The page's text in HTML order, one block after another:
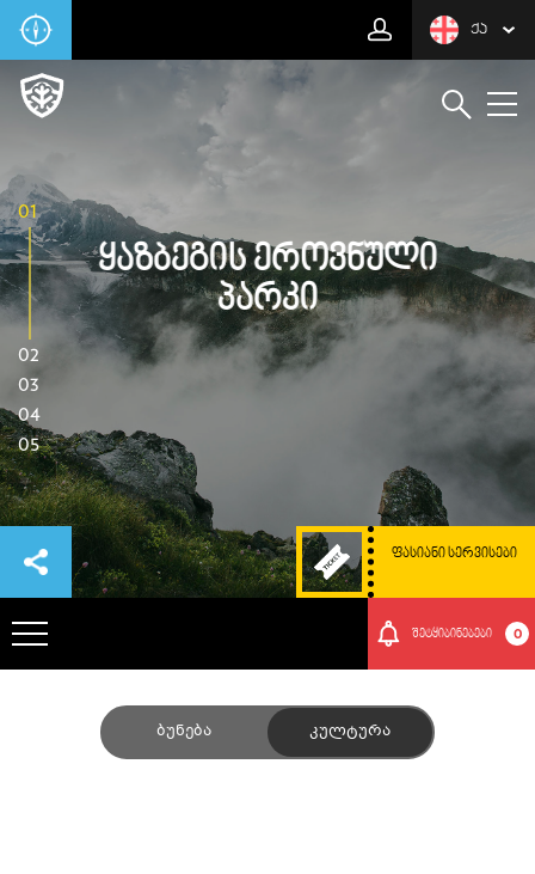
ᲥᲐ
01
02
03
04
05
Ყაზბეგის Ეროვნული
Პარკი
ᲤᲐᲡᲘᲐᲜᲘ ᲡᲔᲠᲕᲘᲡᲔᲑᲘ
ᲞᲐᲠᲙᲘᲡ ᲨᲔᲡᲐᲮᲔᲑ
შეტყიბინებები 0
Ბუნება Კულტურა